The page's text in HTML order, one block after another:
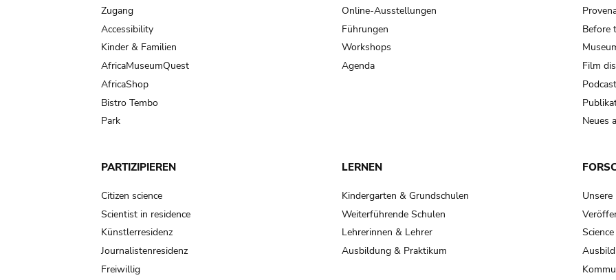
Zugang
Accessibility
Kinder & Familien
AfricaMuseumQuest
AfricaShop
Bistro Tembo
Park
Online-Ausstellungen
Führungen
Workshops
Agenda
Before
Film
Neues
PARTIZIPIEREN
Citizen science
Scientist in residence
Künstlerresidenz
Journalistenresidenz
Freiwillig
LERNEN
Kindergarten & Grundschulen
Weiterführende Schulen
Lehrerinnen & Lehrer
Ausbildung & Praktikum